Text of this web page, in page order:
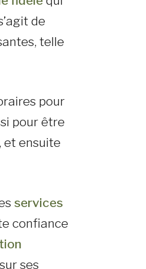
de
telle
pour
pour être
et ensuite
services
confiance
ses